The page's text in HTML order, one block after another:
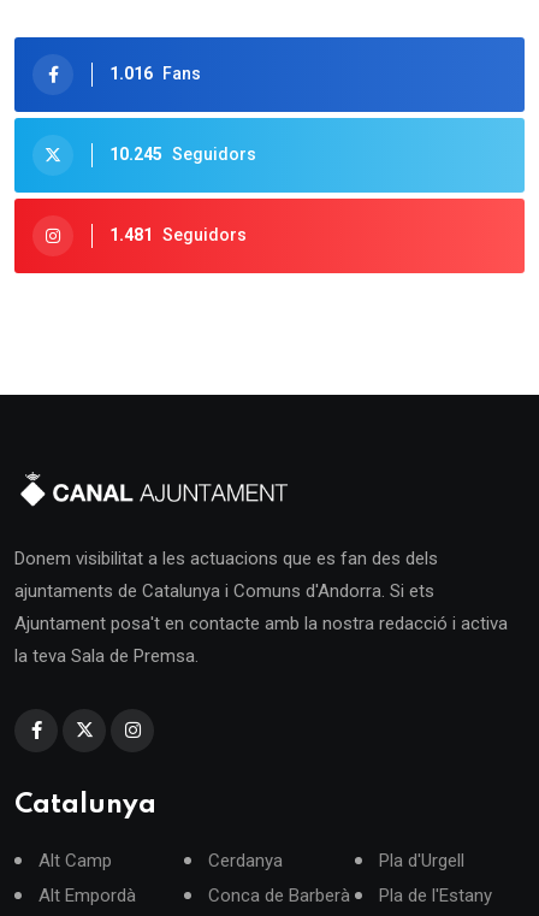
1.016 Fans
10.245 Seguidors
1.481 Seguidors
Donem visibilitat a les actuacions que es fan des dels
ajuntaments de Catalunya i Comuns d'Andorra. Si ets
Ajuntament posa't en contacte amb la nostra redacció i activa
la teva Sala de Premsa.
Catalunya
Alt Camp
Alt Empordà
Cerdanya
Conca de Barberà
Pla d'Urgell
Pla de l'Estany